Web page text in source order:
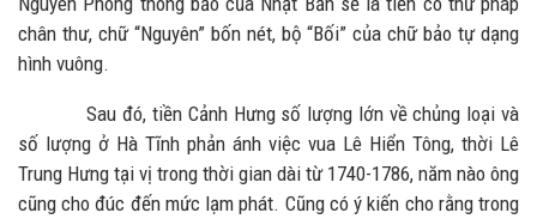
chân thư, chữ “Nguyên” bốn nét, bộ “Bối” của chữ bảo tự dạng
hình vuông.
Sau đó, tiền Cảnh Hưng số lượng lớn về chủng loại và
số lượng ở Hà Tĩnh phản ánh việc vua Lê Hiển Tông, thời Lê
Trung Hưng tại vị trong thời gian dài từ 1740-1786, năm nào ông
cũng cho đúc đến mức lạm phát. Cũng có ý kiến cho rằng trong